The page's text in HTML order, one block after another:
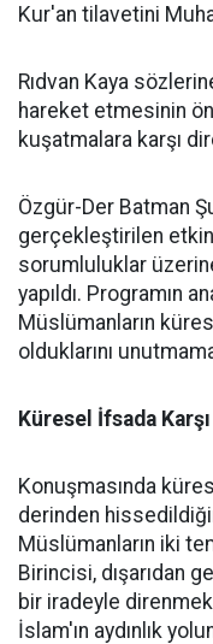
Kur'an tilavetini
Rıdvan Kaya
hareket etmesinin
kuşatmalara karşı
Özgür-Der Batman
gerçekleştirilen
sorumluluklar
yapıldı. Programın
Müslümanların
olduklarını
Küresel İfsada
Konuşmasında
derinden
Müslümanların iki
Birincisi, dışarıdan
bir iradeyle
İslam'ın aydınlık